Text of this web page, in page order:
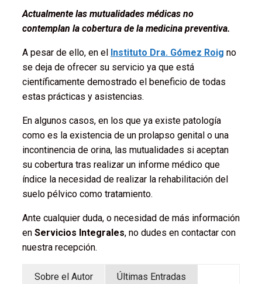
Actualmente las mutualidades médicas no
contemplan la cobertura de la medicina preventiva.
A pesar de ello, en el Instituto Dra. Gómez Roig no
se deja de ofrecer su servicio ya que está
científicamente demostrado el beneficio de todas
estas prácticas y asistencias.
En algunos casos, en los que ya existe patología
como es la existencia de un prolapso genital o una
incontinencia de orina, las mutualidades si aceptan
su cobertura tras realizar un informe médico que
índice la necesidad de realizar la rehabilitación del
suelo pélvico como tratamiento.
Ante cualquier duda, o necesidad de más información
en Servicios Integrales, no dudes en contactar con
nuestra recepción.
Sobre el Autor Últimas Entradas